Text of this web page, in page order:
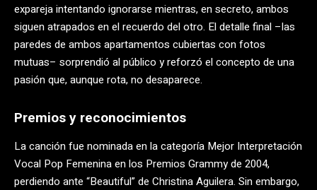
expareja intentando ignorarse mientras, en secreto, ambos
siguen atrapados en el recuerdo del otro. El detalle final –las
paredes de ambos apartamentos cubiertas con fotos
mutuas– sorprendió al público y reforzó el concepto de una
pasión que, aunque rota, no desaparece.
Premios y reconocimientos
La canción fue nominada en la categoría Mejor Interpretación
Vocal Pop Femenina en los Premios Grammy de 2004,
perdiendo ante “Beautiful” de Christina Aguilera. Sin embargo,